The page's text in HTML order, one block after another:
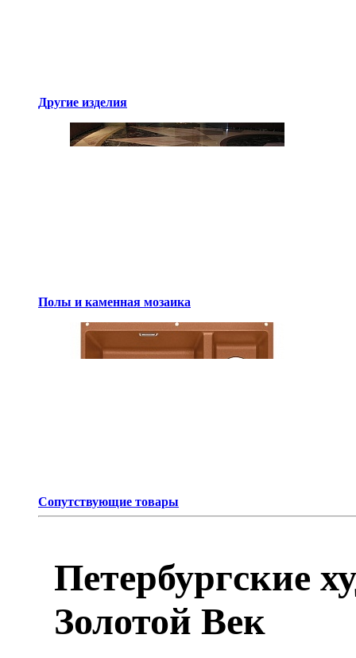
Другие изделия
Полы и каменная мозаика
Сопутствующие товары
Петербургские
Золотой Век